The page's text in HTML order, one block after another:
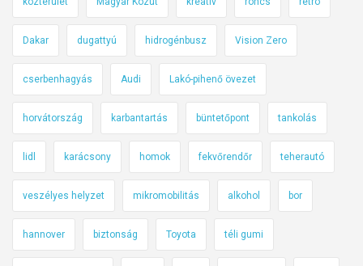
Dakar dugattyú hidrogénbusz Vision Zero
cserbenhagyás Audi Lakó-pihenő övezet
horvátország karbantartás büntetőpont tankolás
lidl karácsony homok fekvőrendőr teherautó
veszélyes helyzet mikromobilitás alkohol bor
hannover biztonság Toyota téli gumi